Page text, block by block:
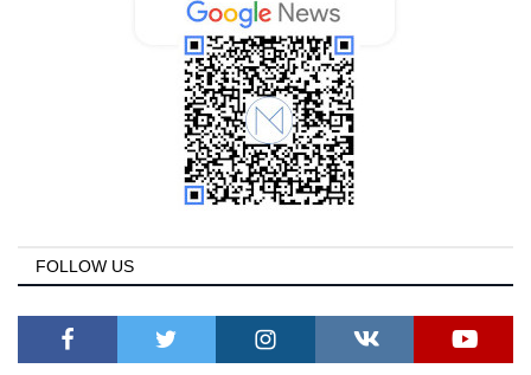
FOLLOW US